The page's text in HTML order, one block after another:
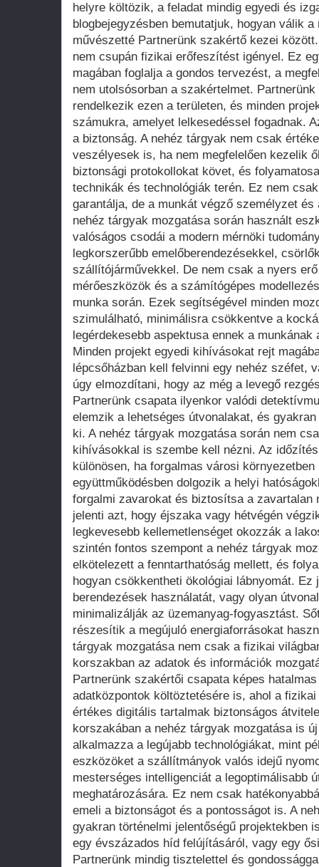
helyre költözik, a feladat mindig egyedi és
blogbejegyzésben bemutatjuk, hogyan válik
művészetté Partnerünk szakértő kezei
nem csupán fizikai erőfeszítést igényel. Ez
magában foglalja a gondos tervezést, a
nem utolsósorban a szakértelmet.
rendelkezik ezen a területen, és minden
számukra, amelyet lelkesedéssel fogadnak.
a biztonság. A nehéz tárgyak nem csak
veszélyesek is, ha nem megfelelően kezelik
biztonsági protokollokat követ, és
technikák és technológiák terén. Ez nem
garantálja, de a munkát végző személyzet
nehéz tárgyak mozgatása során használt
valóságos csodái a modern mérnöki
legkorszerűbb emelőberendezésekkel,
szállítójárművekkel. De nem csak a nyers
mérőeszközök és a számítógépes
munka során. Ezek segítségével minden
szimulálható, minimálisra csökkentve a
legérdekesebb aspektusa ennek a
Minden projekt egyedi kihívásokat rejt
lépcsőházban kell felvinni egy nehéz széfet,
úgy elmozdítani, hogy az még a levegő
Partnerünk csapata ilyenkor valódi
elemzik a lehetséges útvonalakat, és
ki. A nehéz tárgyak mozgatása során nem
kihívásokkal is szembe kell nézni. Az
különösen, ha forgalmas városi
együttműködésben dolgozik a helyi
forgalmi zavarokat és biztosítsa a zavartalan
jelenti azt, hogy éjszaka vagy hétvégén
legkevesebb kellemetlenséget okozzák a
szintén fontos szempont a nehéz tárgyak
elkötelezett a fenntarthatóság mellett, és
hogyan csökkentheti ökológiai lábnyomát. Ez
berendezések használatát, vagy olyan
minimalizálják az üzemanyag-fogyasztást.
részesítik a megújuló energiaforrásokat
tárgyak mozgatása nem csak a fizikai
korszakban az adatok és információk
Partnerünk szakértői csapata képes
adatközpontok költöztetésére is, ahol a
értékes digitális tartalmak biztonságos
korszakában a nehéz tárgyak mozgatása is
alkalmazza a legújabb technológiákat, mint
eszközöket a szállítmányok valós idejű
mesterséges intelligenciát a legoptimálisabb
meghatározására. Ez nem csak
emeli a biztonságot és a pontosságot is. A
gyakran történelmi jelentőségű projektekben
egy évszázados híd felújításáról, vagy egy
Partnerünk mindig tisztelettel és